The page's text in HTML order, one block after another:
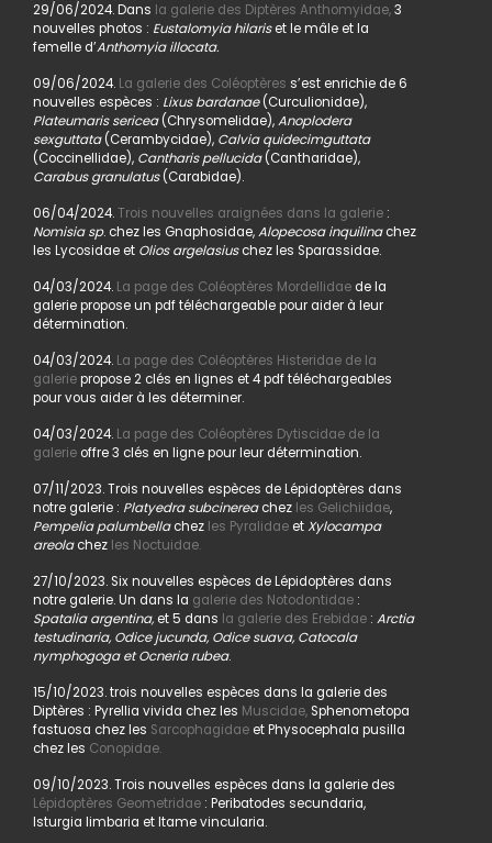
29/06/2024. Dans la galerie des Diptères Anthomyidae,3
nouvelles photos : Eustalomyia hilariset le mâle et la
femelle d’Anthomyia illocata.
09/06/2024.La galerie des Coléoptères s’est enrichie de 6
nouvelles espèces : Lixus bardanae(Curculionidae),
Plateumaris sericea(Chrysomelidae),Anoplodera
sexguttata(Cerambycidae), Calvia quidecimguttata
(Coccinellidae), Cantharis pellucida(Cantharidae),
Carabus granulatus(Carabidae).
06/04/2024.Trois nouvelles araignées dans la galerie:
Nomisia sp. chez les Gnaphosidae,Alopecosa inquilinachez
les Lycosidae et Olios argelasiuschez les Sparassidae.
04/03/2024. La page des Coléoptères Mordellidaede la
galerie propose un pdf téléchargeable pour aider à leur
détermination.
04/03/2024. La page des Coléoptères Histeridae de la
galeriepropose 2 clés en lignes et 4 pdf téléchargeables
pour vous aider à les déterminer.
04/03/2024. La page des Coléoptères Dytiscidae de la
galerieoffre 3 clés en ligne pour leur détermination.
07/11/2023. Trois nouvelles espèces de Lépidoptères dans
notre galerie : Platyedra subcinereachez les Gelichiidae,
Pempelia palumbellachez les PyralidaeetXylocampa
areolachez les Noctuidae.
27/10/2023. Six nouvelles espèces de Lépidoptères dans
notre galerie. Un dans la galerie des Notodontidae:
Spatalia argentina, et 5 dans la galerie des Erebidae: Arctia
testudinaria, Odice jucunda, Odice suava, Catocala
nymphogoga et Ocneria rubea.
15/10/2023. trois nouvelles espèces dans la galerie des
Diptères : Pyrellia vivida chez les Muscidae,Sphenometopa
fastuosa chez les Sarcophagidaeet Physocephala pusilla
chez les Conopidae.
09/10/2023. Trois nouvelles espèces dans la galerie des
Lépidoptères Geometridae: Peribatodes secundaria,
Isturgia limbaria et Itame vincularia.